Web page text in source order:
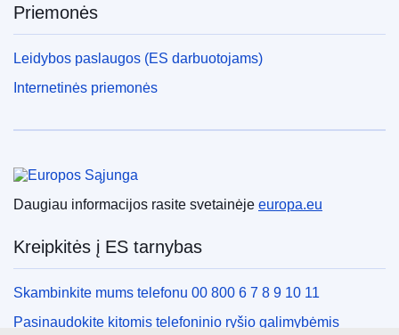
Priemonės
Leidybos paslaugos (ES darbuotojams)
Internetinės priemonės
Daugiau informacijos rasite svetainėje europa.eu
Kreipkitės į ES tarnybas
Skambinkite mums telefonu 00 800 6 7 8 9 10 11
Pasinaudokite kitomis telefoninio ryšio galimybėmis